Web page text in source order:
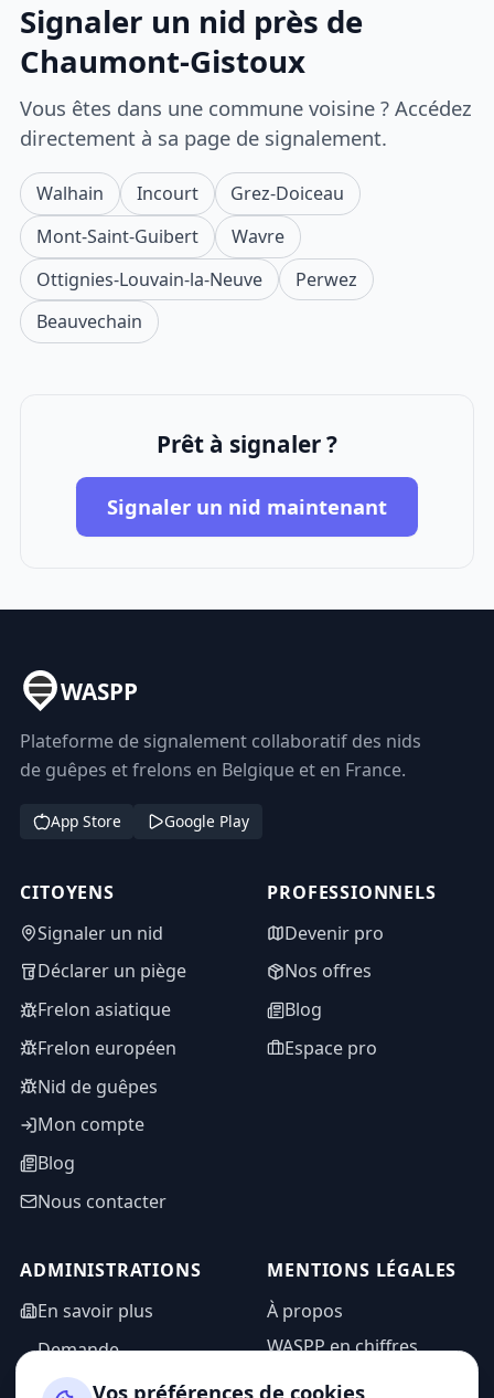
Signaler un nid près de
Chaumont-Gistoux
Vous êtes dans une commune voisine ? Accédez
directement à sa page de signalement.
Walhain Incourt
Grez-Doiceau
Mont-Saint-Guibert
Wavre
Ottignies-Louvain-la-Neuve
Perwez
Beauvechain
Prêt à signaler ?
Signaler un nid maintenant
WASPP
Plateforme de signalement collaboratif des nids
de guêpes et frelons en Belgique et en France.
App Store Google Play
CITOYENS
Signaler un nid
Déclarer un piège
Frelon asiatique
Frelon européen
Nid de guêpes
Mon compte
Blog
Nous contacter
PROFESSIONNELS
Devenir pro
Nos offres
Blog
Espace pro
ADMINISTRATIONS
En savoir plus
Demande
d'information
MENTIONS LÉGALES
À propos
WASPP en chiffres
Mentions légales
Vos préférences de cookies